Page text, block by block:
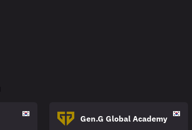
Gen.G Global Academy